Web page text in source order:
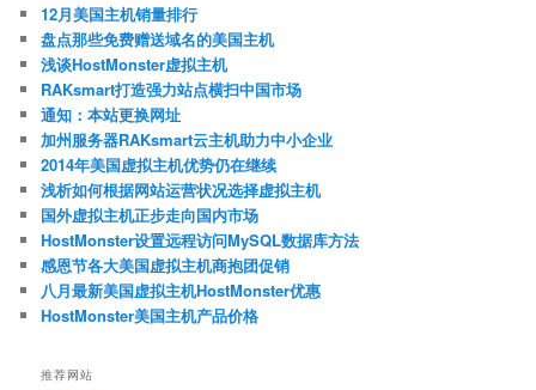
12月美国主机销量排行
盘点那些免费赠送域名的美国主机
浅谈HostMonster虚拟主机
RAKsmart打造强力站点横扫中国市场
通知：本站更换网址
加州服务器RAKsmart云主机助力中小企业
2014年美国虚拟主机优势仍在继续
浅析如何根据网站运营状况选择虚拟主机
国外虚拟主机正步走向国内市场
HostMonster设置远程访问MySQL数据库方法
感恩节各大美国虚拟主机商抱团促销
八月最新美国虚拟主机HostMonster优惠
HostMonster美国主机产品价格
推荐网站